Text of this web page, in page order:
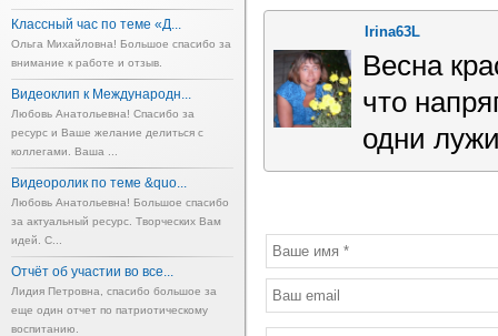
Классный час по теме «Д...
Ольга Михайловна! Большое спасибо за
внимание к работе и отзыв.
Видеоклип к Международн...
Любовь Анатольевна! Спасибо за
ресурс и Ваше желание делиться с
коллегами. Ваша ...
Видеоролик по теме &quo...
Любовь Анатольевна! Большое спасибо
за актуальный ресурс. Творческих Вам
идей. С...
Отчёт об участии во все...
Лидия Петровна, спасибо большое за
еще один отчет по патриотическому
воспитанию.
Irina63L
Весна
что
одни